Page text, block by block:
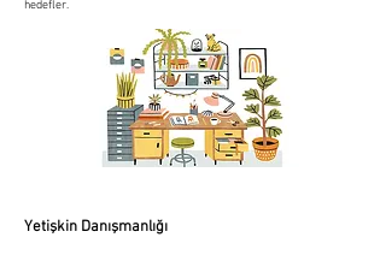
hedefler.
Yetişkin Danışmanlığı